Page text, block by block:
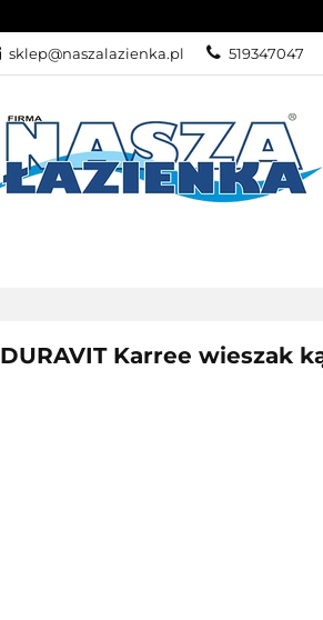
sklep@naszalazienka.pl 519347047
KATEGORIE
DURAVIT Karree wieszak